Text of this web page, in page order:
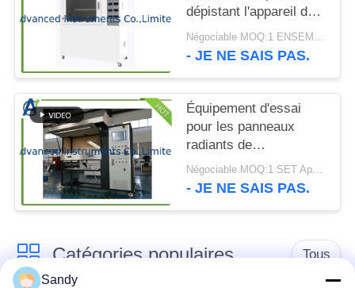
dépistant l'appareil de
contrôle d'index par
ASTM D3638-12
Négociable MOQ:1 ENSEMBLE Insultion comparatif dépistant l'appareil de contrôle d'index
- JE NE SAIS PAS.
Équipement d'essai
pour les panneaux
radiants de
revêtements de sol
ASTM E648 ISO 9239-
Négociable MOQ:1 SET Appareil d'essai de panneau de rayonnement pour plancher
- JE NE SAIS PAS.
Catégories populaires Tous
Sandy